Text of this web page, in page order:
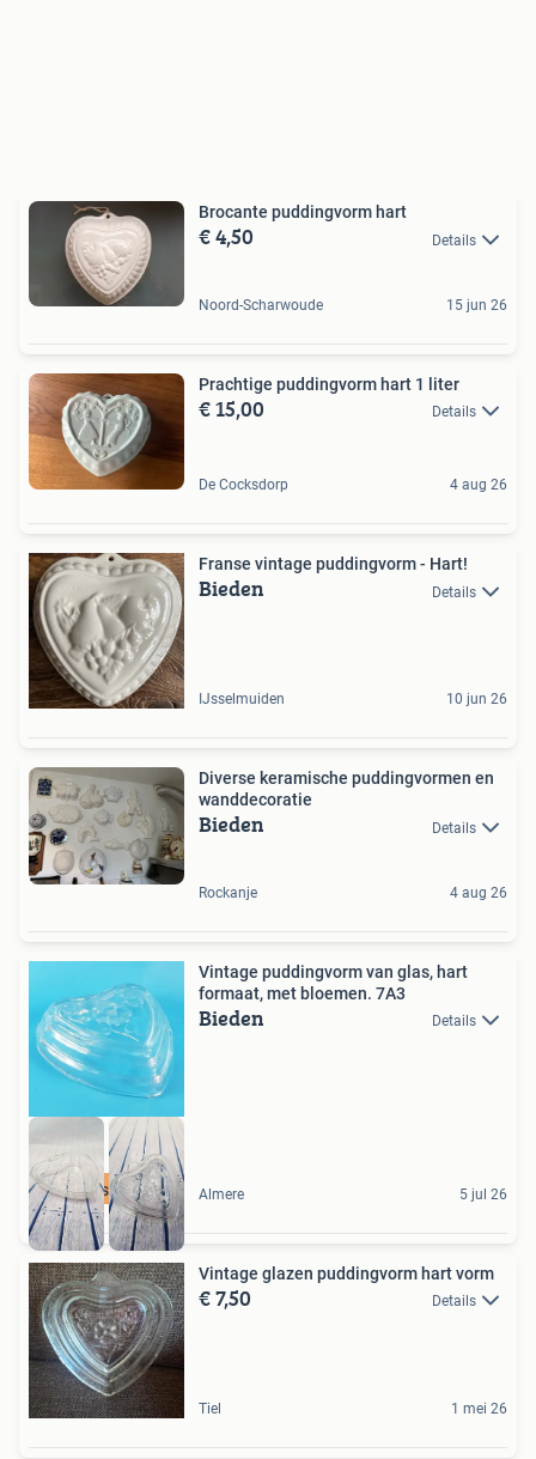
Brocante puddingvorm hart
€ 4,50 Details
Noord-Scharwoude 15 jun 26
Prachtige puddingvorm hart 1 liter
€ 15,00 Details
De Cocksdorp 4 aug 26
Franse vintage puddingvorm - Hart!
Bieden Details
IJsselmuiden 10 jun 26
Diverse keramische puddingvormen en
wanddecoratie
Bieden Details
Rockanje 4 aug 26
Onzeschuur
Vintage puddingvorm van glas, hart
formaat, met bloemen. 7A3
Bieden Details
Almere 5 jul 26
Vintage glazen puddingvorm hart vorm
€ 7,50 Details
Tiel 1 mei 26